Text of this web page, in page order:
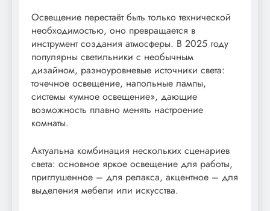
Освещение перестаёт быть только технической
необходимостью, оно превращается в
инструмент создания атмосферы. В 2025 году
популярны светильники с необычным
дизайном, разноуровневые источники света:
точечное освещение, напольные лампы,
системы «умное освещение», дающие
возможность плавно менять настроение
комнаты.
Актуальна комбинация нескольких сценариев
света: основное яркое освещение для работы,
приглушенное – для релакса, акцентное – для
выделения мебели или искусства.